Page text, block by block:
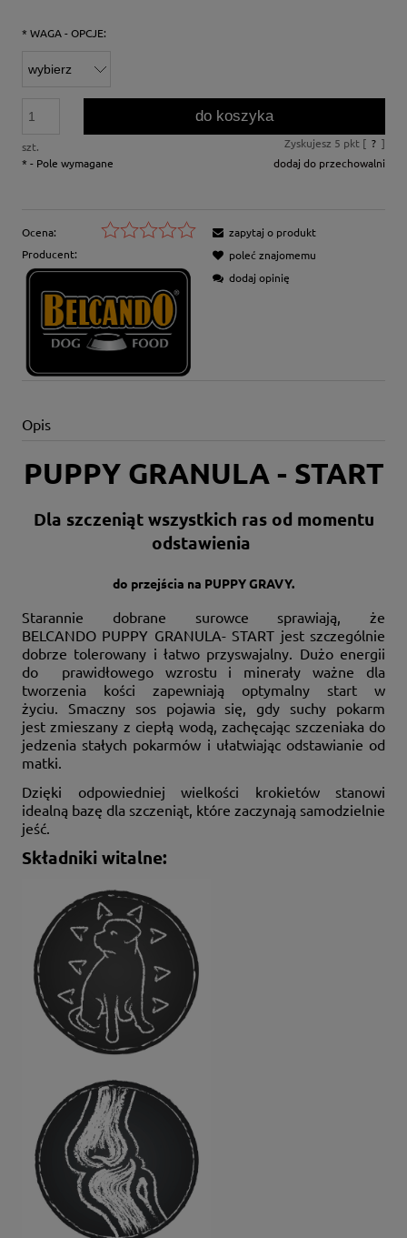
* WAGA - OPCJE:
szt.
do koszyka
Zyskujesz 5 pkt [ ? ]
dodaj do przechowalni
* - Pole wymagane
Ocena:
Producent:
zapytaj o produkt
poleć znajomemu
dodaj opinię
Opis
PUPPY GRANULA - START
Dla szczeniąt wszystkich ras od momentu
odstawienia
do przejścia na PUPPY GRAVY.
Starannie dobrane surowce sprawiają, że
BELCANDO PUPPY GRANULA- START jest szczególnie
dobrze tolerowany i łatwo przyswajalny. Dużo energii
do prawidłowego wzrostu i minerały ważne dla
tworzenia kości zapewniają optymalny start w
życiu. Smaczny sos pojawia się, gdy suchy pokarm
jest zmieszany z ciepłą wodą, zachęcając szczeniaka do
jedzenia stałych pokarmów i ułatwiając odstawianie od
matki.
Dzięki odpowiedniej wielkości krokietów stanowi
idealną bazę dla szczeniąt, które zaczynają samodzielnie
jeść.
Składniki witalne: